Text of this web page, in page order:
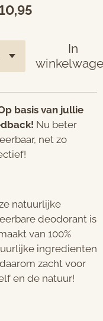
In
basis van jullie
Nu beter
net zo
natuurlijke
deodorant is
van 100%
ingredienten
zacht voor
en de natuur!